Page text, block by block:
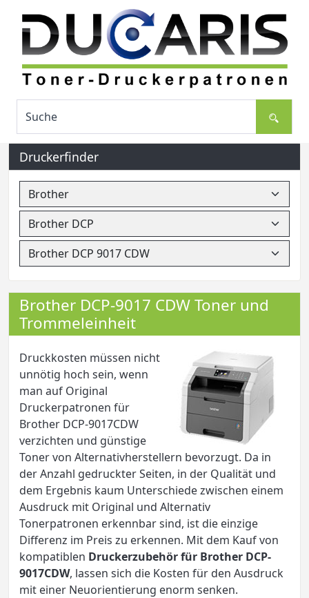
Druckerfinder
Brother DCP-9017 CDW Toner und
Trommeleinheit
Druckkosten müssen nicht
unnötig hoch sein, wenn
man auf Original
Druckerpatronen für
Brother DCP-9017CDW
verzichten und günstige
Toner von Alternativherstellern bevorzugt. Da in
der Anzahl gedruckter Seiten, in der Qualität und
dem Ergebnis kaum Unterschiede zwischen einem
Ausdruck mit Original und Alternativ
Tonerpatronen erkennbar sind, ist die einzige
Differenz im Preis zu erkennen. Mit dem Kauf von
kompatiblen Druckerzubehör für Brother DCP-
9017CDW, lassen sich die Kosten für den Ausdruck
mit einer Neuorientierung enorm senken.